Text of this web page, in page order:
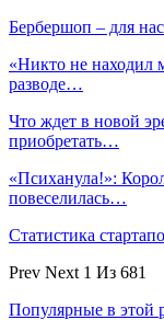
Бербершоп – для
«Никто не находил
разводе…
Что ждет в новой
приобретать…
«Психанула!»:
повеселилась…
Статистика
Prev Next 1 Из 681
Популярные в этой